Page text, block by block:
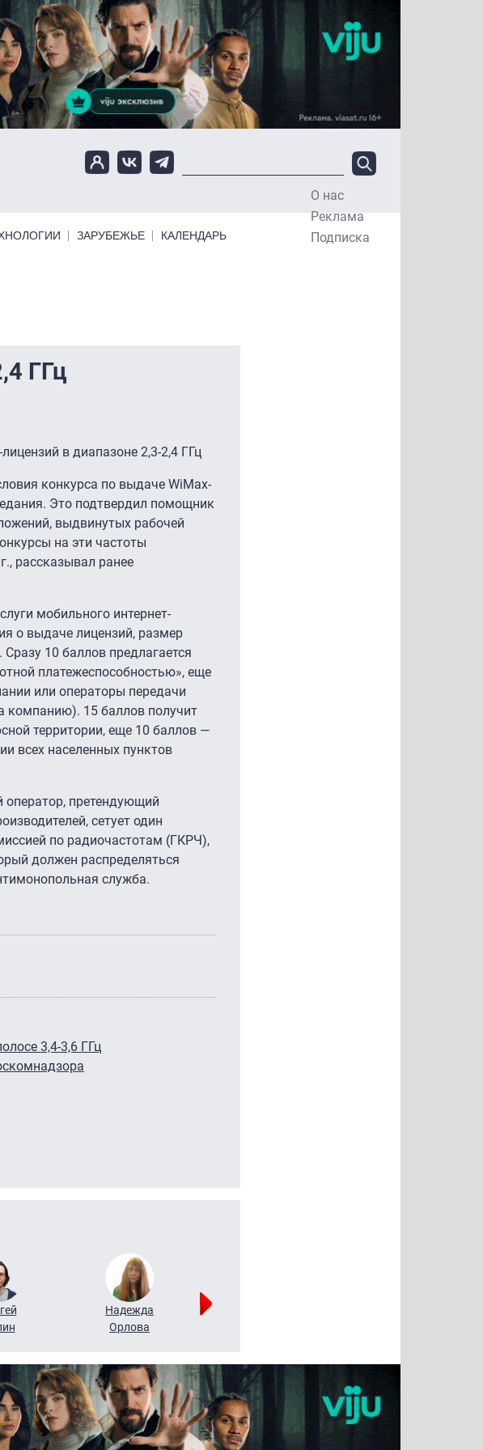
О нас
Реклама
Подписка
ЗАРУБЕЖЬЕ КАЛЕНДАРЬ
ГГц
в диапазоне 2,3-2,4 ГГц
конкурса по выдаче WiMax-
Это подтвердил помощник
выдвинутых рабочей
на эти частоты
рассказывал ранее
мобильного интернет-
о выдаче лицензий, размер
10 баллов предлагается
платежеспособностью», еще
или операторы передачи
компанию). 15 баллов получит
территории, еще 10 баллов —
всех населенных пунктов
оператор, претендующий
сетует один
по радиочастотам (ГКРЧ),
должен распределяться
служба.
3,4-3,6 ГГц
Надежда
Орлова